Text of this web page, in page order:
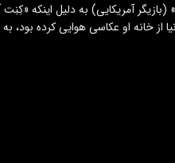
(بازیگر آمریکایی) به دلیل
از خانه او عکاسی هوایی کرده بود،